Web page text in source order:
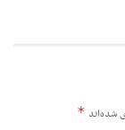
شده‌اند *